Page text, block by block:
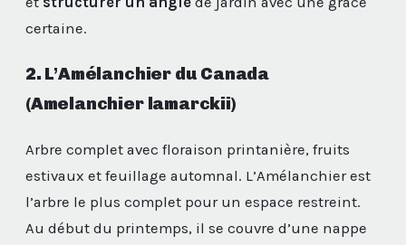
certaine.
2. L’Amélanchier du Canada
(Amelanchier lamarckii)
Arbre complet avec floraison printanière, fruits
estivaux et feuillage automnal. L’Amélanchier est
l’arbre le plus complet pour un espace restreint.
Au début du printemps, il se couvre d’une nappe